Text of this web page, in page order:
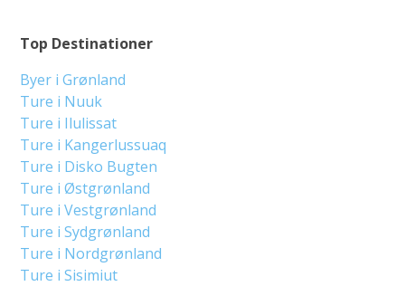
Top Destinationer
Byer i Grønland
Ture i Nuuk
Ture i Ilulissat
Ture i Kangerlussuaq
Ture i Disko Bugten
Ture i Østgrønland
Ture i Vestgrønland
Ture i Sydgrønland
Ture i Nordgrønland
Ture i Sisimiut